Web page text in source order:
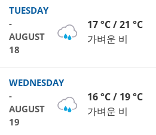
TUESDAY
-
AUGUST
18
17 °C / 21 °C
가벼운 비
WEDNESDAY
-
AUGUST
19
16 °C / 19 °C
가벼운 비